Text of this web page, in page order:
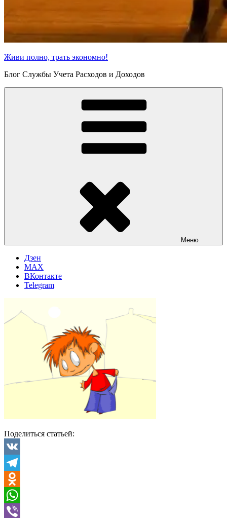
Живи полно, трать экономно!
Блог Службы Учета Расходов и Доходов
Меню
Дзен
MAX
ВКонтакте
Telegram
Поделиться статьей:
VK
Telegram
Odnoklassniki
WhatsApp